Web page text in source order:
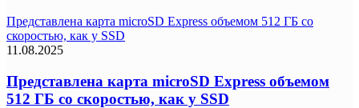
Представлена карта microSD Express объемом 512 ГБ со
скоростью, как у SSD
11.08.2025
Представлена карта microSD Express объемом
512 ГБ со скоростью, как у SSD